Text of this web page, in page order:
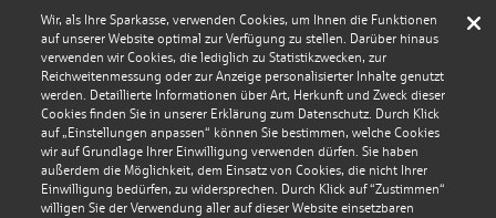
Wir, als Ihre Sparkasse, verwenden Cookies, um Ihnen die Funktionen
auf unserer Website optimal zur Verfügung zu stellen. Darüber hinaus
verwenden wir Cookies, die lediglich zu Statistikzwecken, zur
Reichweitenmessung oder zur Anzeige personalisierter Inhalte genutzt
werden. Detaillierte Informationen über Art, Herkunft und Zweck dieser
Cookies finden Sie in unserer Erklärung zum Datenschutz. Durch Klick
auf „Einstellungen anpassen“ können Sie bestimmen, welche Cookies
wir auf Grundlage Ihrer Einwilligung verwenden dürfen. Sie haben
außerdem die Möglichkeit, dem Einsatz von Cookies, die nicht Ihrer
Einwilligung bedürfen, zu widersprechen. Durch Klick auf “Zustimmen“
willigen Sie der Verwendung aller auf dieser Website einsetzbaren